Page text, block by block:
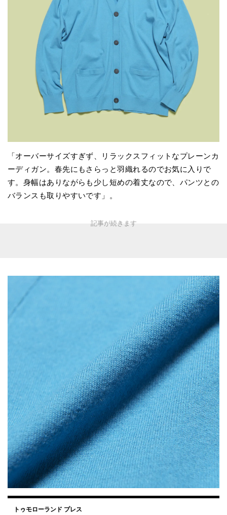
「オーバーサイズすぎず、リラックスフィットなプレーンカ
ーディガン。春先にもさらっと羽織れるのでお気に入りで
す。身幅はありながらも少し短めの着丈なので、パンツとの
バランスも取りやすいです」。
トゥモローランド プレス